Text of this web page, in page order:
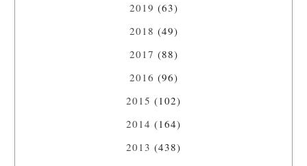
2019 (63)
2018 (49)
2017 (88)
2016 (96)
2015 (102)
2014 (164)
2013 (438)